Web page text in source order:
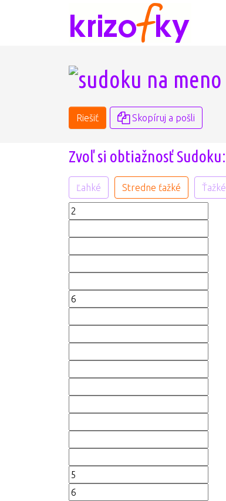
Riešiť Skopíruj a pošli
Zvoľ si obtiažnosť Sudoku:
Ľahké Stredne ťažké Ťažké